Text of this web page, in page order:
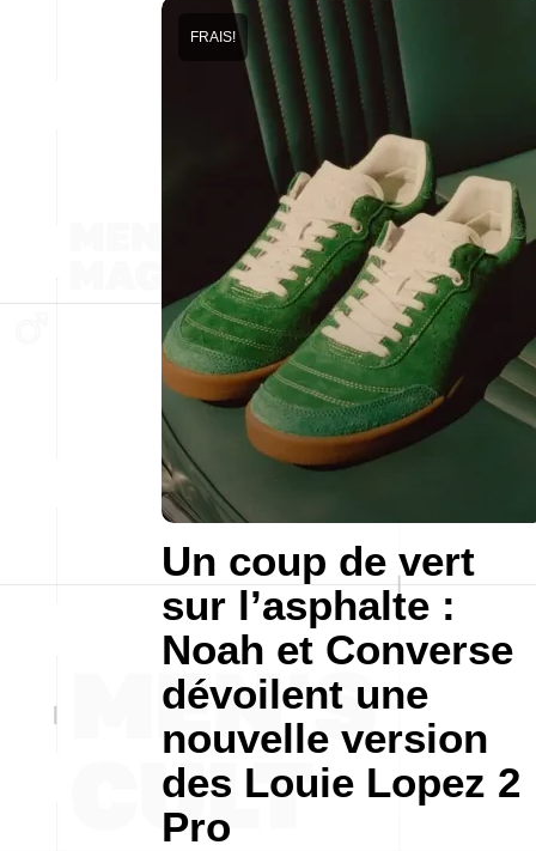
Un coup de vert
sur l’asphalte :
Noah et Converse
dévoilent une
nouvelle version
des Louie Lopez 2
Pro
FRAIS!